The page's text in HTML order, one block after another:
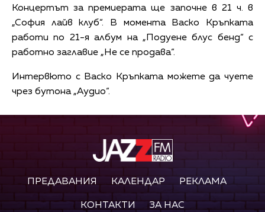
Концертът за премиерата ще започне в 21 ч. в
„София лайв клуб“. В момента Васко Кръпката
работи по 21-я албум на „Подуене блус бенд“ с
работно заглавие „Не се продава“.
Интервюто с Васко Кръпката можете да чуете
чрез бутона „Аудио“.
ПРЕДАВАНИЯ КАЛЕНДАР РЕКЛАМА
КОНТАКТИ ЗА НАС